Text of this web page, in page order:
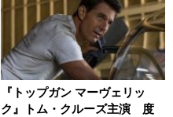
『トップガン マーヴェリッ
ク』トム・クルーズ主演 度